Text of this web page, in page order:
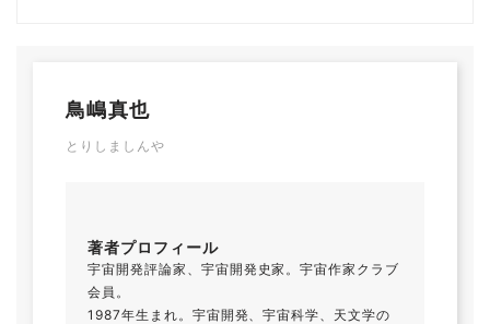
鳥嶋真也
とりしましんや
著者プロフィール
宇宙開発評論家、宇宙開発史家。宇宙作家クラブ
会員。
1987年生まれ。宇宙開発、宇宙科学、天文学の